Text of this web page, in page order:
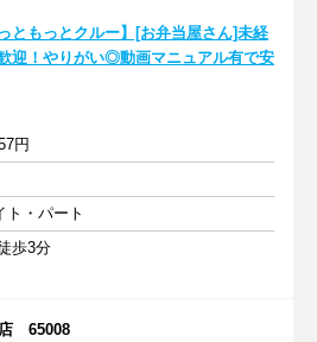
っともっとクルー】[お弁当屋さん]未経
迎！やりがい◎動画マニュアル有で安
円
ト・パート
歩3分
65008